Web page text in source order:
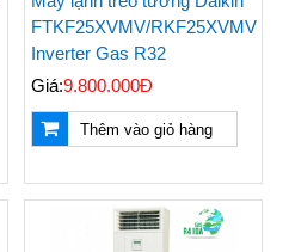
FTKF25XVMV/RKF25XVMV
Inverter Gas R32
Giá:9.800.000Đ
Thêm vào giỏ hàng